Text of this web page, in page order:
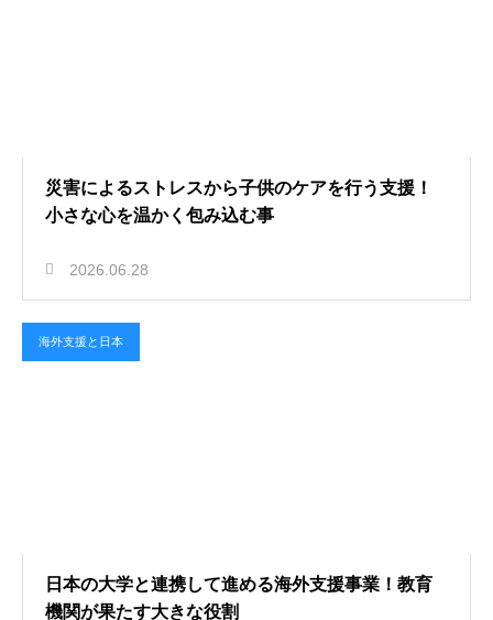
災害によるストレスから子供のケアを行う支援！
小さな心を温かく包み込む事
2026.06.28
海外支援と日本
日本の大学と連携して進める海外支援事業！教育
機関が果たす大きな役割